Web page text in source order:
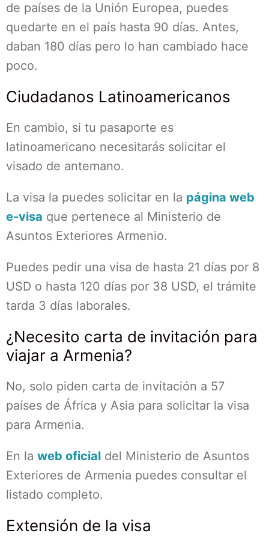
de países de la Unión Europea, puedes
quedarte en el país hasta 90 días. Antes,
daban 180 días pero lo han cambiado hace
poco.
Ciudadanos Latinoamericanos
En cambio, si tu pasaporte es
latinoamericano necesitarás solicitar el
visado de antemano.
La visa la puedes solicitar en la página web
e-visa que pertenece al Ministerio de
Asuntos Exteriores Armenio.
Puedes pedir una visa de hasta 21 días por 8
USD o hasta 120 días por 38 USD, el trámite
tarda 3 días laborales.
¿Necesito carta de invitación para
viajar a Armenia?
No, solo piden carta de invitación a 57
países de África y Asia para solicitar la visa
para Armenia.
En la web oficial del Ministerio de Asuntos
Exteriores de Armenia puedes consultar el
listado completo.
Extensión de la visa